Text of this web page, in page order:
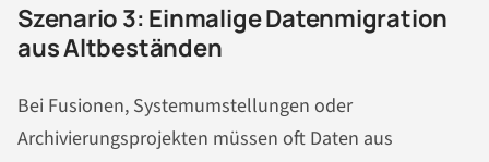
Szenario 3: Einmalige Datenmigration
aus Altbeständen
Bei Fusionen, Systemumstellungen oder
Archivierungsprojekten müssen oft Daten aus